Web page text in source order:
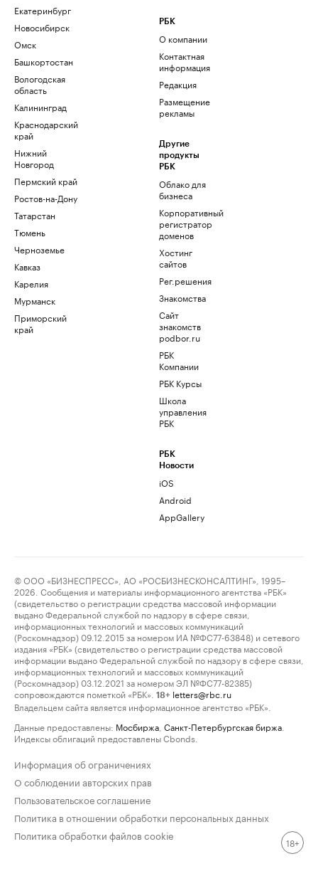
Екатеринбург
Новосибирск
Омск
Башкортостан
Вологодская
область
Калининград
Краснодарский
край
Нижний
Новгород
Пермский край
Ростов-на-Дону
Татарстан
Тюмень
Черноземье
Кавказ
Карелия
Мурманск
Приморский
край
РБК
О компании
Контактная
информация
Редакция
Размещение
рекламы
Другие
продукты
РБК
Облако для
бизнеса
Корпоративный
регистратор
доменов
Хостинг
сайтов
Рег.решения
Знакомства
Сайт
знакомств
podbor.ru
РБК
Компании
РБК Курсы
Школа
управления
РБК
РБК
Новости
iOS
Android
AppGallery
© ООО «БИЗНЕСПРЕСС», АО «РОСБИЗНЕСКОНСАЛТИНГ», 1995–
2026. Сообщения и материалы информационного агентства «РБК»
(свидетельство о регистрации средства массовой информации
выдано Федеральной службой по надзору в сфере связи,
информационных технологий и массовых коммуникаций
(Роскомнадзор) 09.12.2015 за номером ИА №ФС77-63848) и сетевого
издания «РБК» (свидетельство о регистрации средства массовой
информации выдано Федеральной службой по надзору в сфере связи,
информационных технологий и массовых коммуникаций
(Роскомнадзор) 03.12.2021 за номером ЭЛ №ФС77-82385)
сопровождаются пометкой «РБК».
18+ letters@rbc.ru
Владельцем сайта является информационное агентство «РБК».
Данные предоставлены: Мосбиржа Санкт-Петербургская биржа
Индексы облигаций предоставлены Cbonds.
Информация об ограничениях
О соблюдении авторских прав
Пользовательское соглашение
Политика в отношении обработки персональных данных
Политика обработки файлов cookie
18+